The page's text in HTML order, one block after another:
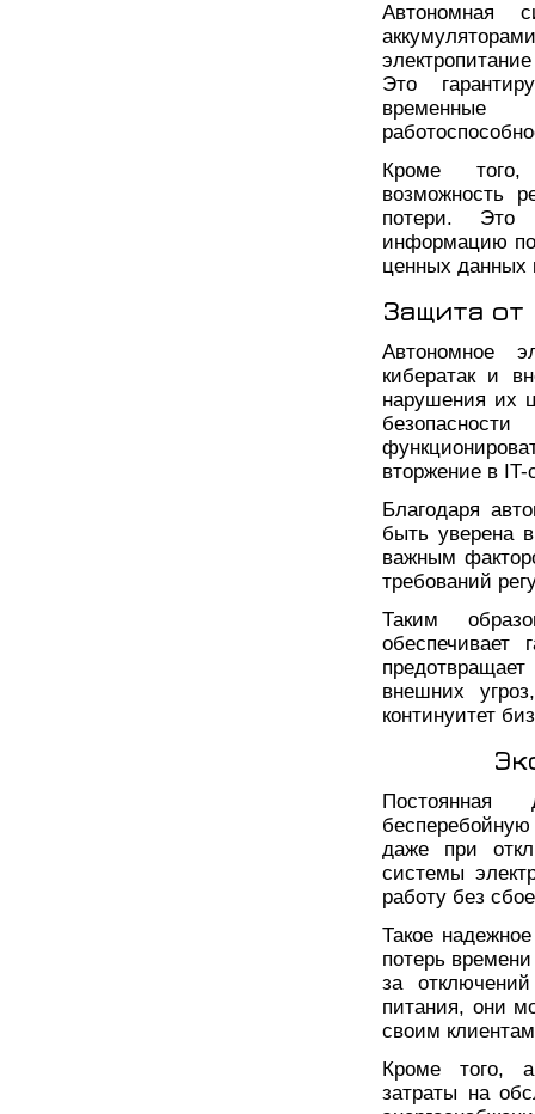
Автономная
Это
временные
Кроме того,
возможность
потери. Это
информацию
ценных данных
Защита
Автономное
кибератак и
нарушения их
вторжение в
Благодаря
быть уверена
важным
требований
Таким
обеспечивает
внешних
континуитет
Постоянная
даже при
системы
работу без
Такое
потерь
за
питания, они
своим
Кроме того,
затраты на